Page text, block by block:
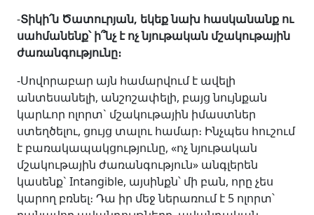
-Տիկի՛ն Ծատուրյան, եկեք նախ հասկանանք ու
սահմանենք՝ ի՞նչ է ոչ նյութական մշակութային
ժառանգությունը։
-Սովորաբար այն համարվում է ավելի
անտեսանելի, անշոշափելի, բայց նույնքան
կարևոր ոլորտ` մշակութային իմաստներ
ստեղծելու, ցույց տալու համար։ Ինչպես հուշում
է բառակապակցությունը, «ոչ նյութական
մշակութային ժառանգություն» անգլերեն
կասենք` Intangible, այսինքն՝ մի բան, որը չես
կարող բռնել։ Դա իր մեջ ներառում է 5 ոլորտ՝